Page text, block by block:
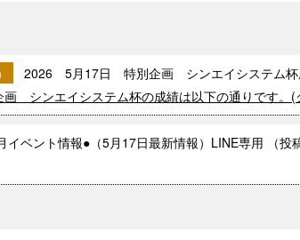
2026 5月17日 特別企画 シンエイシステム杯
シンエイシステム杯の成績は以下の通りです。(
イベント情報●（5月17日最新情報）LINE専用 （投